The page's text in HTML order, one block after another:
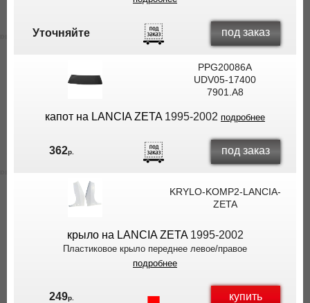
Уточняйте под заказ
PPG20086A
UDV05-17400
7901.A8
капот на LANCIA ZETA1995-2002 подробнее
362р. под заказ
KRYLO-KOMP2-LANCIA-
ZETA
крыло на LANCIA ZETA1995-2002
Пластиковое крыло переднее левое/правое
подробнее
249р. купить